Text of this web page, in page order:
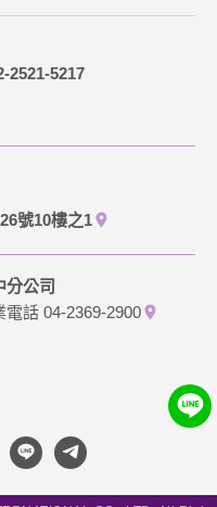
2521-5217
號10樓之1
分公司
電話 04-2369-2900